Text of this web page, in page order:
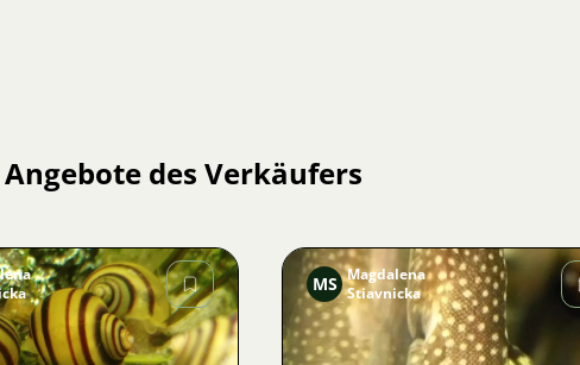
des Verkäufers
MS Magdalena
Stiavnicka